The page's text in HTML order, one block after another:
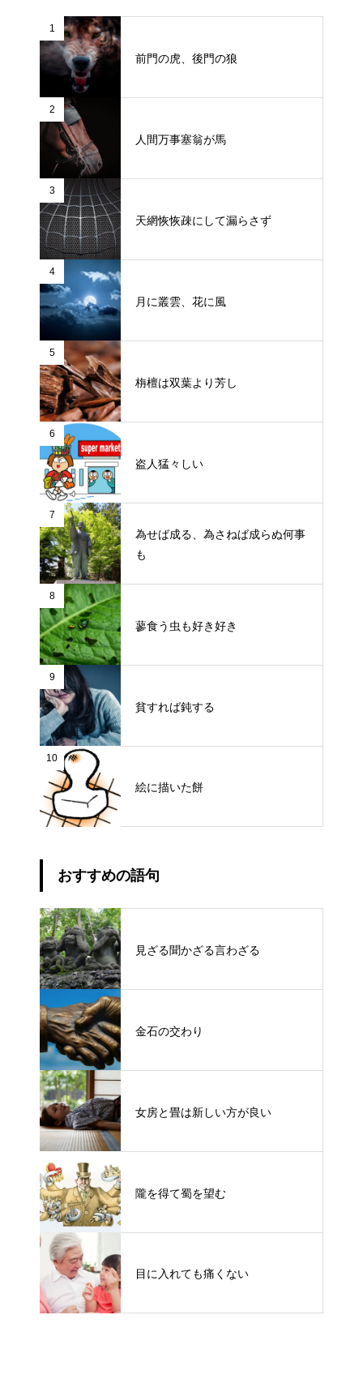
1
前門の虎、後門の狼
2
人間万事塞翁が馬
3
天網恢恢疎にして漏らさず
4
月に叢雲、花に風
5
栴檀は双葉より芳し
6
盗人猛々しい
7
為せば成る、為さねば成らぬ何事
も
8
蓼食う虫も好き好き
9
貧すれば鈍する
10
絵に描いた餅
おすすめの語句
見ざる聞かざる言わざる
金石の交わり
女房と畳は新しい方が良い
隴を得て蜀を望む
目に入れても痛くない